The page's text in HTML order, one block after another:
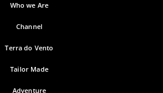
Who we Are
Channel
Terra do Vento
Tailor Made
Adventure